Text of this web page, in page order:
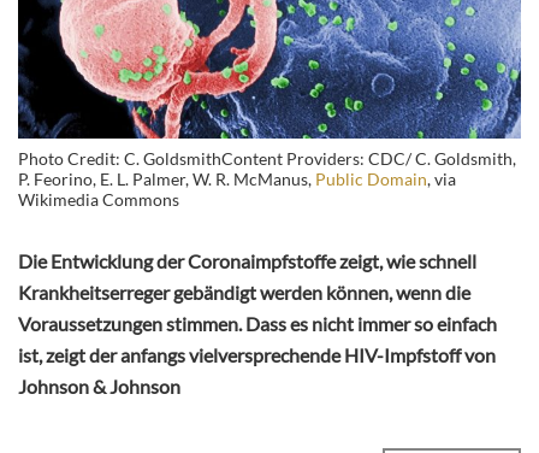
Photo Credit: C. GoldsmithContent Providers: CDC/ C. Goldsmith,
P. Feorino, E. L. Palmer, W. R. McManus, Public Domain, via
Wikimedia Commons
Die Entwicklung der Coronaimpfstoffe zeigt, wie schnell
Krankheitserreger gebändigt werden können, wenn die
Voraussetzungen stimmen. Dass es nicht immer so einfach
ist, zeigt der anfangs vielversprechende HIV-Impfstoff von
Johnson & Johnson